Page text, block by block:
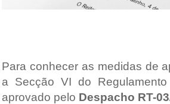
Para conhecer as medidas de
a Secção VI do
aprovado pelo Despacho RT-